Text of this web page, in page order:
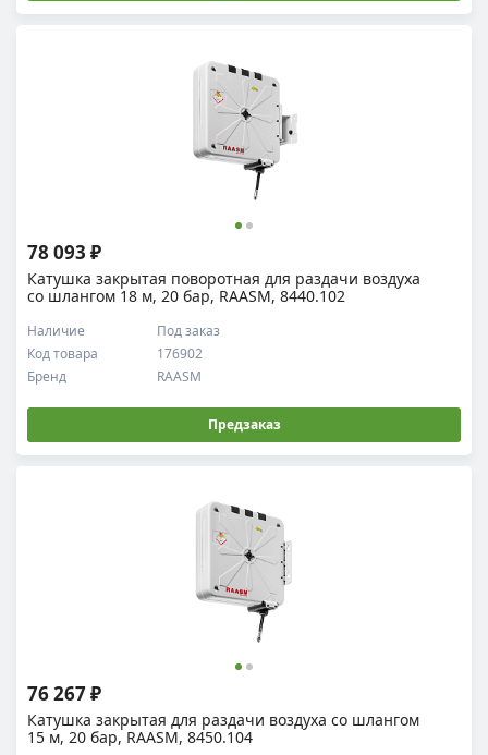
Катушка закрытая поворотная для раздачи воздуха
со шлангом 18 м, 20 бар, RAASM, 8440.102
Код товара 176902
Наличие Под заказ
Бренд RAASM
78 093 ₽
Предзаказ
Катушка закрытая для раздачи воздуха со шлангом
15 м, 20 бар, RAASM, 8450.104
76 267 ₽